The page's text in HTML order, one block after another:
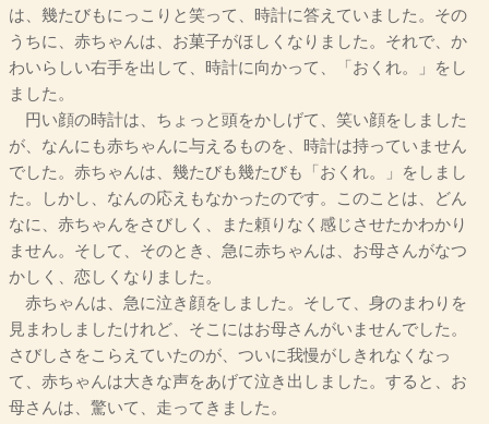
は、幾たびもにっこりと笑って、時計に答えていました。その
うちに、赤ちゃんは、お菓子がほしくなりました。それで、か
わいらしい右手を出して、時計に向かって、「おくれ。」をし
ました。
円い顔の時計は、ちょっと頭をかしげて、笑い顔をしました
が、なんにも赤ちゃんに与えるものを、時計は持っていません
でした。赤ちゃんは、幾たびも幾たびも「おくれ。」をしまし
た。しかし、なんの応えもなかったのです。このことは、どん
なに、赤ちゃんをさびしく、また頼りなく感じさせたかわかり
ません。そして、そのとき、急に赤ちゃんは、お母さんがなつ
かしく、恋しくなりました。
赤ちゃんは、急に泣き顔をしました。そして、身のまわりを
見まわしましたけれど、そこにはお母さんがいませんでした。
さびしさをこらえていたのが、ついに我慢がしきれなくなっ
て、赤ちゃんは大きな声をあげて泣き出しました。すると、お
母さんは、驚いて、走ってきました。